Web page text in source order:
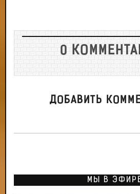
0
ДОБАВИТЬ
МЫ В